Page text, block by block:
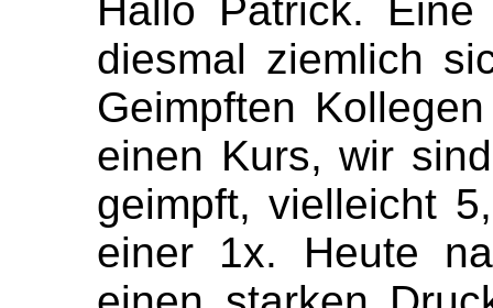
Hallo Patrick.
diesmal ziemlich
Geimpften
einen Kurs, wir
geimpft, vielleicht
einer 1x. Heute